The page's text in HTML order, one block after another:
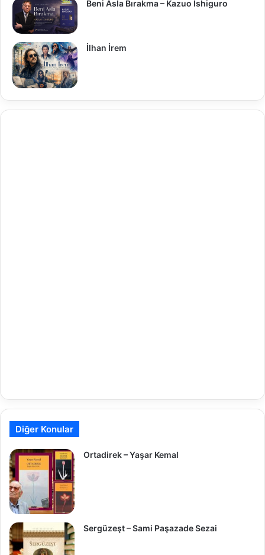
Beni Asla Bırakma – Kazuo Ishiguro
İlhan İrem
Diğer Konular
Ortadirek – Yaşar Kemal
Sergüzeşt – Sami Paşazade Sezai